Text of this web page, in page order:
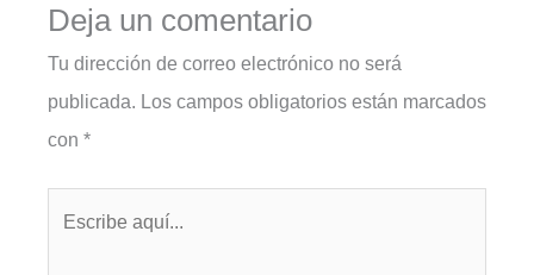
Deja un comentario
Tu dirección de correo electrónico no será
publicada. Los campos obligatorios están marcados
con *